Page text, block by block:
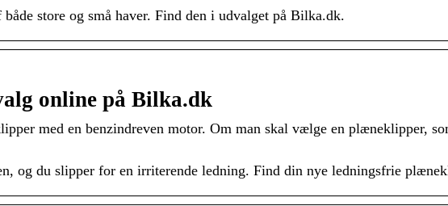
store og små haver. Find den i udvalget på Bilka.dk.
online på Bilka.dk
med en benzindreven motor. Om man skal vælge en plæneklipper,
og du slipper for en irriterende ledning. Find din nye ledningsfrie